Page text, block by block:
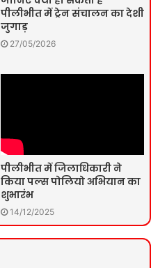
पीलीभीत में ट्रेन संचालन का देशी
जुगाड़
27/05/2026
पीलीभीत में जिलाधिकारी ने
किया पल्स पोलियो अभियान का
शुभारंभ
14/12/2025